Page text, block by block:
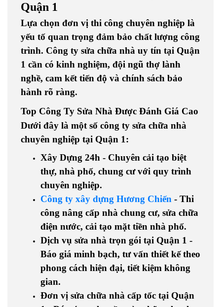
Quận 1
Lựa chọn đơn vị thi công chuyên nghiệp là
yếu tố quan trọng đảm bảo chất lượng công
trình. Công ty sửa chữa nhà uy tín tại Quận
1 cần có kinh nghiệm, đội ngũ thợ lành
nghề, cam kết tiến độ và chính sách bảo
hành rõ ràng.
Top Công Ty Sửa Nhà Được Đánh Giá Cao
Dưới đây là một số công ty sửa chữa nhà
chuyên nghiệp tại Quận 1:
Xây Dựng 24h - Chuyên cải tạo biệt
thự, nhà phố, chung cưvới quy trình
chuyên nghiệp.
Công ty xây dựng Hương Chiến - Thi
công nâng cấp nhà chung cư, sửa chữa
điện nước, cải tạo mặt tiền nhà phố.
Dịch vụ sửa nhà trọn gói tại Quận 1 -
Báo giá minh bạch, tư vấn thiết kế theo
phong cách hiện đại, tiết kiệm không
gian.
Đơn vị sửa chữa nhà cấp tốc tại Quận